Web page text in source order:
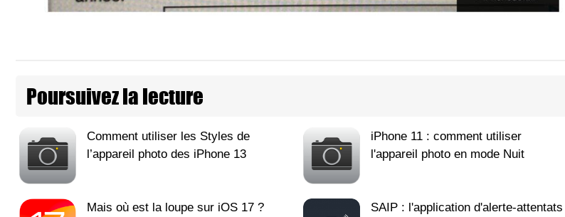
Poursuivez la lecture
Comment utiliser les Styles de
l’appareil photo des iPhone 13
iPhone 11 : comment utiliser
l'appareil photo en mode Nuit
Mais où est la loupe sur iOS 17 ?
SAIP : l'application d'alerte-attentats